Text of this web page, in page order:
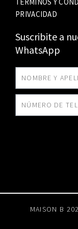
PRIVACIDAD
Suscribite a
WhatsApp
MAISON B